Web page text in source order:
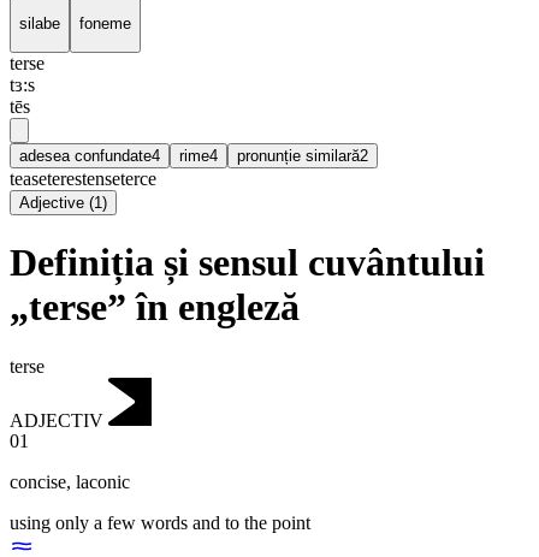
silabe foneme
terse
tɜ:s
tēs
adesea confundate4 rime4 pronunție similară2
teaseterestenseterce
Adjective (1)
Definiția și sensul cuvântului
„terse” în engleză
terse
ADJECTIV
01
concise, laconic
using only a few words and to the point